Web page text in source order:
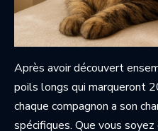
Après avoir découvert
poils longs qui marqueront
chaque compagnon a son
spécifiques. Que vous soyez